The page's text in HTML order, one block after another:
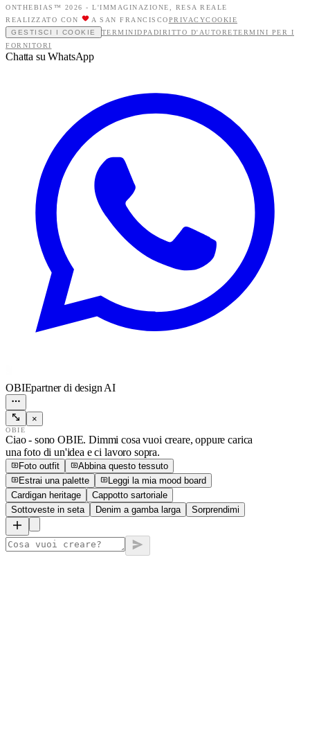
ONTHEBIAS™ 2026 - L'IMMAGINAZIONE, RESA REALE
REALIZZATO CON
A SAN FRANCISCOPRIVACYCOOKIE
GESTISCI I COOKIE
TERMINIDPA DIRITTO D'AUTORETERMINI PER I
FORNITORI
Chatta su WhatsApp
OBIEpartner di design AI
×
OBIE
Ciao - sono OBIE. Dimmi cosa vuoi creare, oppure carica
una foto di un'idea e ci lavoro sopra.
Foto outfit
Abbina questo tessuto
Estrai una palette
Leggi la mia mood board
Cardigan heritage
Cappotto sartoriale
Sottoveste in seta
Denim a gamba larga Sorprendimi